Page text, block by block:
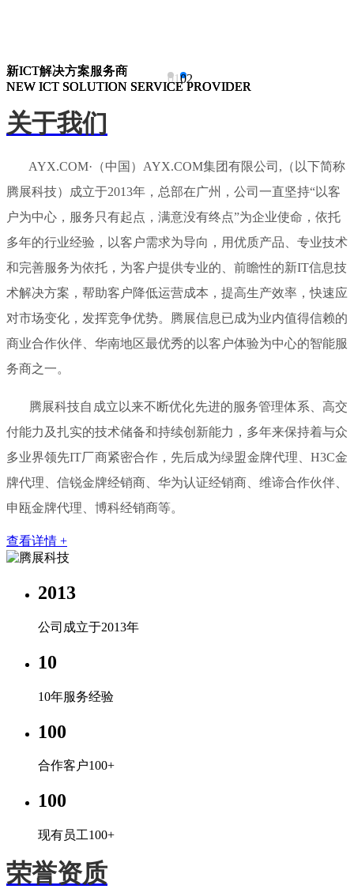
新ICT解决方案服务商
NEW ICT SOLUTION SERVICE PROVIDER
新ICT解决方案服务商
NEW ICT SOLUTION SERVICE PROVIDER
新ICT解决方案服务商
NEW ICT SOLUTION SERVICE PROVIDER
0102
关于我们
AYX.COM·（中国）AYX.COM集团有限公司,（以下简称
腾展科技）成立于2013年，总部在广州，公司一直坚持“以客
户为中心，服务只有起点，满意没有终点”为企业使命，依托
多年的行业经验，以客户需求为导向，用优质产品、专业技术
和完善服务为依托，为客户提供专业的、前瞻性的新IT信息技
术解决方案，帮助客户降低运营成本，提高生产效率，快速应
对市场变化，发挥竞争优势。腾展信息已成为业内值得信赖的
商业合作伙伴、华南地区最优秀的以客户体验为中心的智能服
务商之一。
腾展科技自成立以来不断优化先进的服务管理体系、高交
付能力及扎实的技术储备和持续创新能力，多年来保持着与众
多业界领先IT厂商紧密合作，先后成为绿盟金牌代理、H3C金
牌代理、信锐金牌经销商、华为认证经销商、维谛合作伙伴、
申瓯金牌代理、博科经销商等。
查看详情 +
2013
公司成立于2013年
10
10年服务经验
100
合作客户100+
100
现有员工100+
荣誉资质